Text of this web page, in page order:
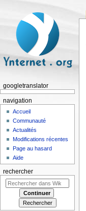
googletranslator
navigation
Accueil
Communauté
Actualités
Modifications récentes
Page au hasard
Aide
rechercher